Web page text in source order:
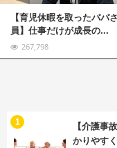
【育児休暇を取ったパパ
員】仕事だけが成長の...
267,798
【介護事
かりやす
1